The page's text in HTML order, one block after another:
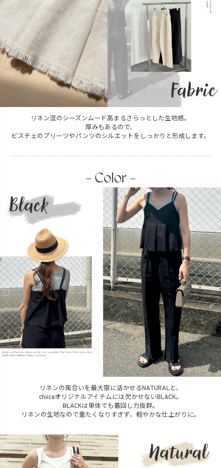
リネン混のシーズンムード高まるさらっとした生地感。
厚みもあるので、
ビスチェのプリーツやパンツのシルエットをしっかりと形成します。
- Color -
リネンの風合いを最大限に活かせるNATURALと、
chiicaオリジナルアイテムには欠かせないBLACK。
BLACKは単体でも着回し力抜群。
リネンの生地なので重たくなりすぎず、軽やかな仕上がりに。